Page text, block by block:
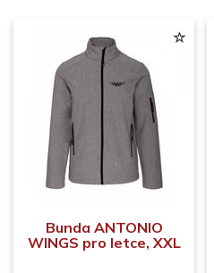
Bunda ANTONIO
WINGS pro letce, XXL